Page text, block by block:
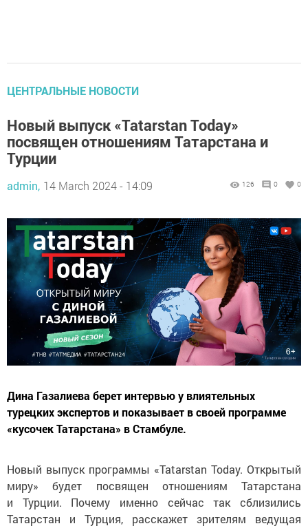
ЦЕНТРАЛЬНЫЕ НОВОСТИ
Новый выпуск «Tatarstan Todау»
посвящен отношениям Татарстана и
Турции
admin, 14 March 2024 - 14:09 126 0 0
Дина Газалиева берет интервью у влиятельных
турецких экспертов и показывает в своей программе
«кусочек Татарстана» в Стамбуле.
Новый выпуск программы «Tatarstan Today. Открытый
миру» будет посвящен отношениям Татарстана
и Турции. Почему именно сейчас так сблизились
Татарстан и Турция, расскажет зрителям ведущая